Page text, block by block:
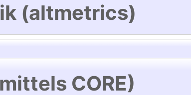
(altmetrics)
CORE)